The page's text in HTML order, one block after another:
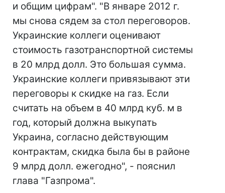
и общим цифрам". "В январе 2012 г.
мы снова сядем за стол переговоров.
Украинские коллеги оценивают
стоимость газотранспортной системы
в 20 млрд долл. Это большая сумма.
Украинские коллеги привязывают эти
переговоры к скидке на газ. Если
считать на объем в 40 млрд куб. м в
год, который должна выкупать
Украина, согласно действующим
контрактам, скидка была бы в районе
9 млрд долл. ежегодно", - пояснил
глава "Газпрома".